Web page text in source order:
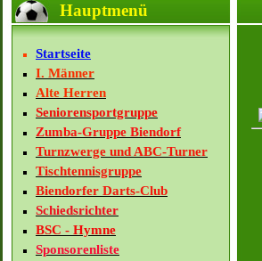
Hauptmenü
Startseite
I. Männer
Alte Herren
Seniorensportgruppe
Zumba-Gruppe Biendorf
Turnzwerge und ABC-Turner
Tischtennisgruppe
Biendorfer Darts-Club
Schiedsrichter
BSC - Hymne
Sponsorenliste